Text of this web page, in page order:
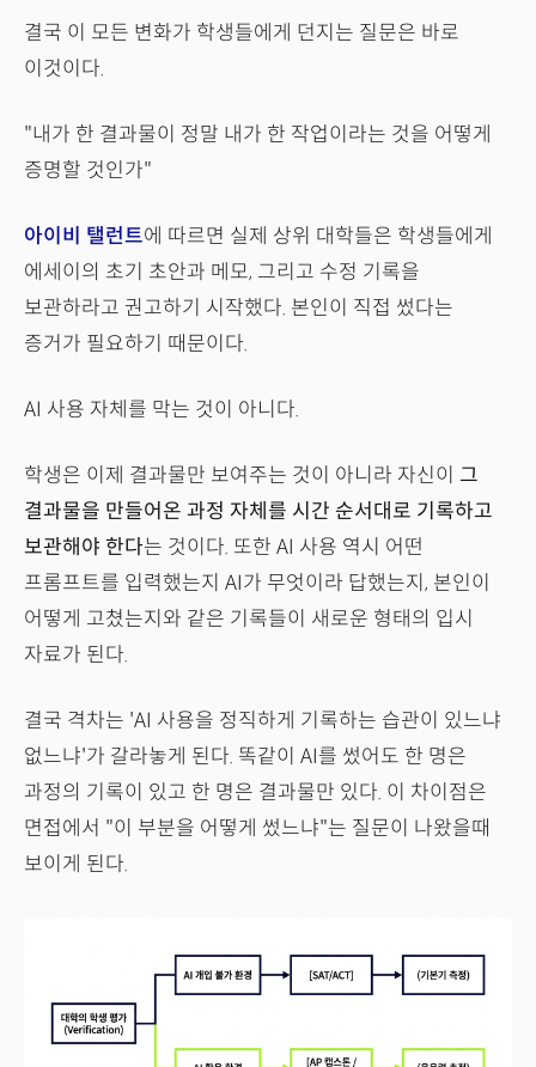
결국 이 모든 변화가 학생들에게 던지는 질문은 바로
이것이다.
"내가 한 결과물이 정말 내가 한 작업이라는 것을 어떻게
증명할 것인가"
아이비 탤런트에 따르면 실제 상위 대학들은 학생들에게
에세이의 초기 초안과 메모, 그리고 수정 기록을
보관하라고 권고하기 시작했다. 본인이 직접 썼다는
증거가 필요하기 때문이다.
AI 사용 자체를 막는 것이 아니다.
학생은 이제 결과물만 보여주는 것이 아니라 자신이 그
결과물을 만들어온 과정 자체를 시간 순서대로 기록하고
보관해야 한다는 것이다. 또한 AI 사용 역시 어떤
프롬프트를 입력했는지 AI가 무엇이라 답했는지, 본인이
어떻게 고쳤는지와 같은 기록들이 새로운 형태의 입시
자료가 된다.
결국 격차는 'AI 사용을 정직하게 기록하는 습관이 있느냐
없느냐'가 갈라놓게 된다. 똑같이 AI를 썼어도 한 명은
과정의 기록이 있고 한 명은 결과물만 있다. 이 차이점은
면접에서 "이 부분을 어떻게 썼느냐"는 질문이 나왔을때
보이게 된다.